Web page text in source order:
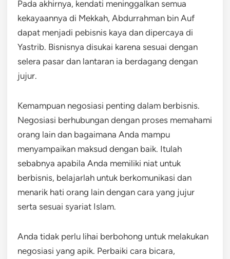
Pada akhirnya, kendati meninggalkan semua
kekayaannya di Mekkah, Abdurrahman bin Auf
dapat menjadi pebisnis kaya dan dipercaya di
Yastrib. Bisnisnya disukai karena sesuai dengan
selera pasar dan lantaran ia berdagang dengan
jujur.
Kemampuan negosiasi penting dalam berbisnis.
Negosiasi berhubungan dengan proses memahami
orang lain dan bagaimana Anda mampu
menyampaikan maksud dengan baik. Itulah
sebabnya apabila Anda memiliki niat untuk
berbisnis, belajarlah untuk berkomunikasi dan
menarik hati orang lain dengan cara yang jujur
serta sesuai syariat Islam.
Anda tidak perlu lihai berbohong untuk melakukan
negosiasi yang apik. Perbaiki cara bicara,